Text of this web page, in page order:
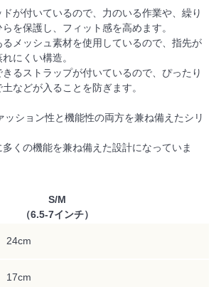
が付いているので、力のいる作業や、繰り
を保護し、フィット感を高めます。
メッシュ素材を使用しているので、指先が
にくい構造。
るストラップが付いているので、ぴったり
などが入ることを防ぎます。
ション性と機能性の両方を兼ね備えたシリ
くの機能を兼ね備えた設計になっていま
S/M
（6.5-7インチ）
24cm
17cm